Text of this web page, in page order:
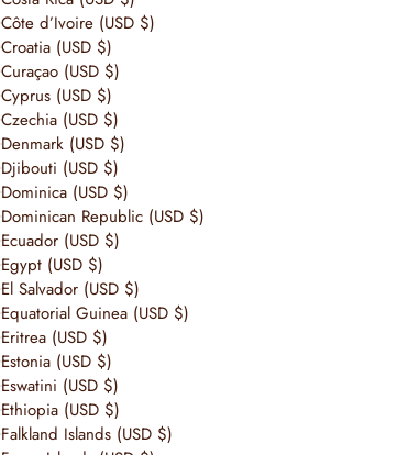
Côte d’Ivoire (USD $)
Croatia (USD $)
Curaçao (USD $)
Cyprus (USD $)
Czechia (USD $)
Denmark (USD $)
Djibouti (USD $)
Dominica (USD $)
Dominican Republic (USD $)
Ecuador (USD $)
Egypt (USD $)
El Salvador (USD $)
Equatorial Guinea (USD $)
Eritrea (USD $)
Estonia (USD $)
Eswatini (USD $)
Ethiopia (USD $)
Falkland Islands (USD $)